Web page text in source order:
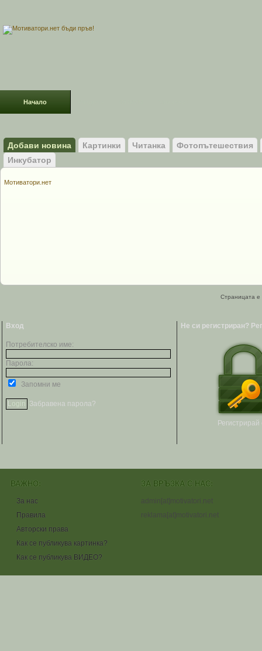
Начало
Добави новина Картинки Читанка
Фотопътешествия
Инкубатор
Мотиватори.нет
Страницата е
Вход
Потребителско име:
Парола:
Запомни ме
Забравена парола?
Не си регистриран?
Регистрирай
ВАЖНО:
За нас
Правила
Авторски права
Как се публикува картинка?
Как се публикува ВИДЕО?
ЗА ВРЪЗКА С НАС:
admin[at]motivatori.net
reklama[at]motivatori.net